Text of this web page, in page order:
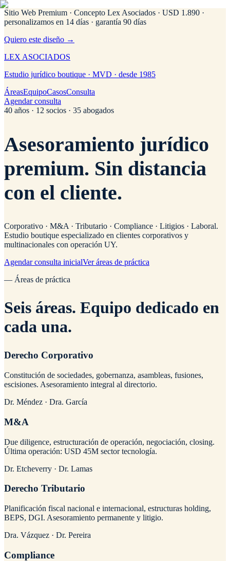
Sitio Web Premium · Concepto Lex Asociados · USD 1.890 ·
personalizamos en 14 días · garantía 90 días
Quiero este diseño →
LEX ASOCIADOS
Estudio jurídico boutique · MVD · desde 1985
ÁreasEquipoCasosConsulta
Agendar consulta
40 años · 12 socios · 35 abogados
Asesoramiento jurídico
premium. Sin distancia
con el cliente.
Corporativo · M&A · Tributario · Compliance · Litigios · Laboral.
Estudio boutique especializado en clientes corporativos y
multinacionales con operación UY.
Agendar consulta inicialVer áreas de práctica
— Áreas de práctica
Seis áreas. Equipo dedicado en
cada una.
Derecho Corporativo
Constitución de sociedades, gobernanza, asambleas, fusiones,
escisiones. Asesoramiento integral al directorio.
Dr. Méndez · Dra. García
M&A
Due diligence, estructuración de operación, negociación, closing.
Última operación: USD 45M sector tecnología.
Dr. Etcheverry · Dr. Lamas
Derecho Tributario
Planificación fiscal nacional e internacional, estructuras holding,
BEPS, DGI. Asesoramiento permanente y litigio.
Dra. Vázquez · Dr. Pereira
Compliance